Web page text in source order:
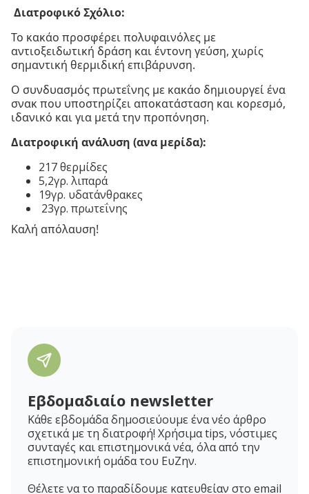
Διατροφικό Σχόλιο:
Το κακάο προσφέρει πολυφαινόλες με
αντιοξειδωτική δράση και έντονη γεύση, χωρίς
σημαντική θερμιδική επιβάρυνση.
Ο συνδυασμός πρωτεΐνης με κακάο δημιουργεί ένα
σνακ που υποστηρίζει αποκατάσταση και κορεσμό,
ιδανικό και για μετά την προπόνηση.
Διατροφική ανάλυση (ανα μερίδα):
217 θερμίδες
5,2γρ. λιπαρά
19γρ. υδατάνθρακες
23γρ. πρωτεΐνης
Καλή απόλαυση!
Εβδομαδιαίο newsletter
Κάθε εβδομάδα δημοσιεύουμε ένα νέο άρθρο
σχετικά με τη διατροφή! Χρήσιμα tips, νόστιμες
συνταγές και επιστημονικά νέα, όλα από την
επιστημονική ομάδα του ΕυΖην.
Θέλετε να το παραδίδουμε κατευθείαν στο email